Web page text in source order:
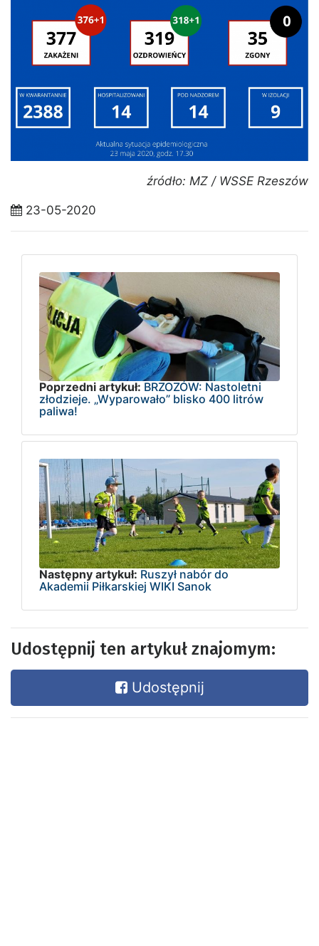
źródło: MZ / WSSE Rzeszów
23-05-2020
Poprzedni artykuł: BRZOZÓW: Nastoletni
złodzieje. „Wyparowało” blisko 400 litrów
paliwa!
Następny artykuł: Ruszył nabór do
Akademii Piłkarskiej WIKI Sanok
Udostępnij ten artykuł znajomym:
Udostępnij